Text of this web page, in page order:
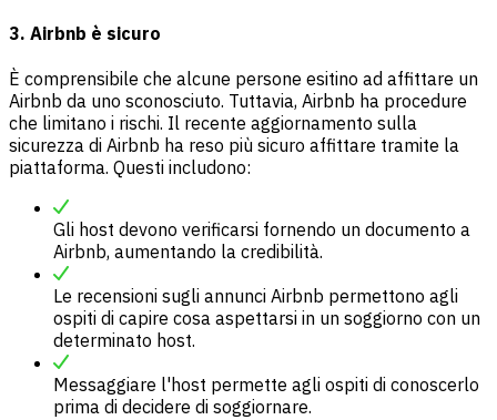
3. Airbnb è sicuro
È comprensibile che alcune persone esitino ad affittare un
Airbnb da uno sconosciuto. Tuttavia, Airbnb ha procedure
che limitano i rischi. Il recente aggiornamento sulla
sicurezza di Airbnb ha reso più sicuro affittare tramite la
piattaforma. Questi includono:
Gli host devono verificarsi fornendo un documento a
Airbnb, aumentando la credibilità.
Le recensioni sugli annunci Airbnb permettono agli
ospiti di capire cosa aspettarsi in un soggiorno con un
determinato host.
Messaggiare l'host permette agli ospiti di conoscerlo
prima di decidere di soggiornare.